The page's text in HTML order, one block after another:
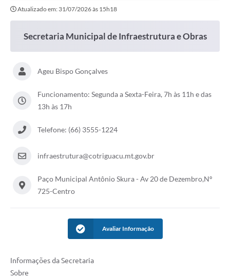
Notícias
Secretarias
Imprensa
Galeria de Fotos
Ouvidoria
Audiências Públicas
Carta de Serviços
Contas Públicas
Atualizado em: 31/07/2026 às 15h18
Secretaria Municipal de Infraestrutura e Obras
Ageu Bispo Gonçalves
Funcionamento: Segunda a Sexta-Feira, 7h às 11h e das
13h às 17h
Telefone: (66) 3555-1224
infraestrutura@cotriguacu.mt.gov.br
Paço Municipal Antônio Skura - Av 20 de Dezembro,Nº
725-Centro
Avaliar Informação
Informações da Secretaria
Sobre